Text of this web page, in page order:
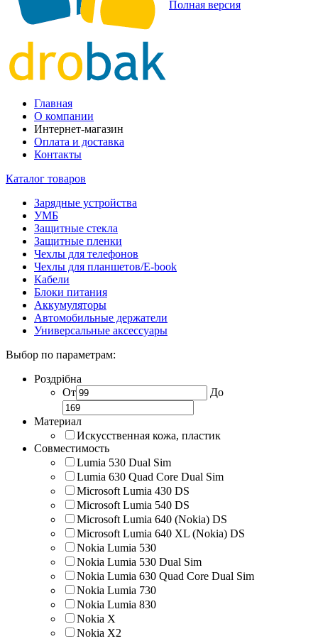
Полная версия
Главная
О компании
Интернет-магазин
Оплата и доставка
Контакты
Каталог товаров
Зарядные устройства
УМБ
Защитные стекла
Защитные пленки
Чехлы для телефонов
Чехлы для планшетов/E-book
Кабели
Блоки питания
Аккумуляторы
Автомобильные держатели
Универсальные аксессуары
Выбор по параметрам:
Роздрібна
От
До
Материал
Искусственная кожа, пластик
Совместимость
Lumia 530 Dual Sim
Lumia 630 Quad Core Dual Sim
Microsoft Lumia 430 DS
Microsoft Lumia 540 DS
Microsoft Lumia 640 (Nokia) DS
Microsoft Lumia 640 XL (Nokia) DS
Nokia Lumia 530
Nokia Lumia 530 Dual Sim
Nokia Lumia 630 Quad Core Dual Sim
Nokia Lumia 730
Nokia Lumia 830
Nokia X
Nokia X2